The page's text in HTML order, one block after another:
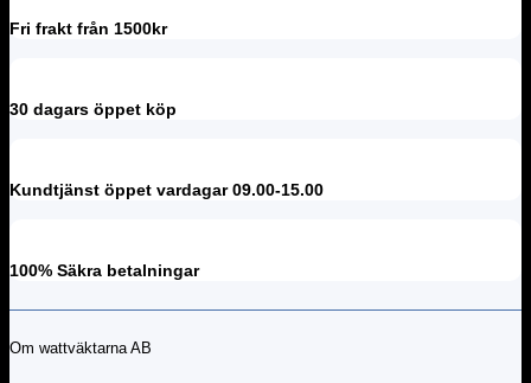
Fri frakt från 1500kr
30 dagars öppet köp
Kundtjänst öppet vardagar 09.00-15.00
100% Säkra betalningar
Om wattväktarna AB